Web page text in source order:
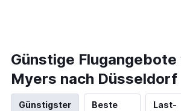
Günstige
Myers nach Düsseldorf
Günstigster
Beste
Last-